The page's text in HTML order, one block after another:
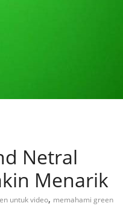
Netral
Menarik
untuk video, memahami green